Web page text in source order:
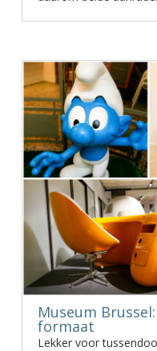
Museum
formaat
Lekker voor